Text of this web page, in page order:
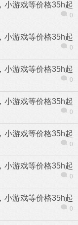
小游戏等价格35h起
0
小游戏等价格35h起
0
小游戏等价格35h起
0
小游戏等价格35h起
0
小游戏等价格35h起
0
小游戏等价格35h起
0
小游戏等价格35h起
0